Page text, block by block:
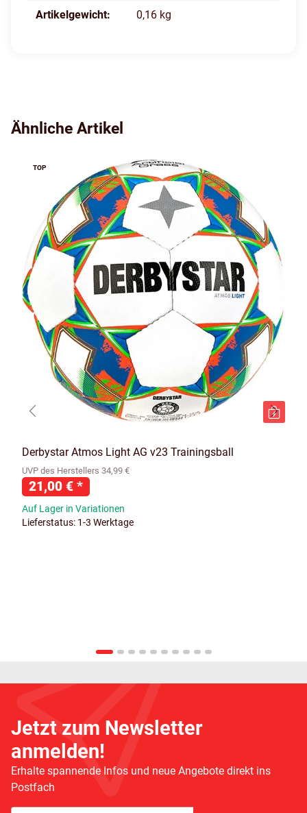
Artikelgewicht: 0,16 kg
Ähnliche Artikel
TOP
Derbystar Atmos Light AG v23 Trainingsball
UVP des Herstellers 34,99 €
21,00 € *
Auf Lager in Variationen
Lieferstatus: 1-3 Werktage
Jetzt zum Newsletter
anmelden!
Erhalte spannende Infos und neue Angebote direkt ins
Postfach